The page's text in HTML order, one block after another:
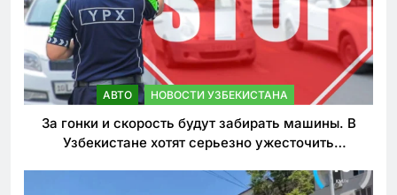
АВТО НОВОСТИ УЗБЕКИСТАНА
За гонки и скорость будут забирать машины. В
Узбекистане хотят серьезно ужесточить